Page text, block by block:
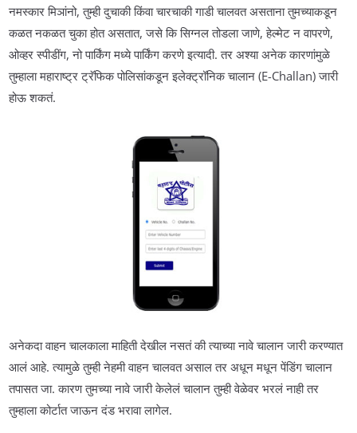
नमस्कार मिञांनो, तुम्ही दुचाकी किंवा चारचाकी गाडी चालवत असताना तुमच्याकडून
कळत नकळत चुका होत असतात, जसे कि सिग्नल तोडला जाणे, हेल्मेट न वापरणे,
ओव्हर स्पीडींग, नो पार्किंग मध्ये पार्किंग करणे इत्यादी. तर अश्या अनेक कारणांमुळे
तुम्हाला महाराष्ट्र ट्रॅफिक पोलिसांकडून इलेक्ट्रॉनिक चालान (E-Challan) जारी
होऊ शकतं.
अनेकदा वाहन चालकाला माहिती देखील नसतं की त्याच्या नावे चालान जारी करण्यात
आलं आहे. त्यामुळे तुम्ही नेहमी वाहन चालवत असाल तर अधून मधून पेंडिंग चालान
तपासत जा. कारण तुमच्या नावे जारी केलेलं चालान तुम्ही वेळेवर भरलं नाही तर
तुम्हाला कोर्टात जाऊन दंड भरावा लागेल.